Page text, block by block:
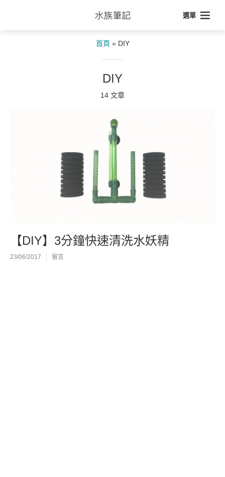
選單
首頁 » DIY
DIY
14 文章
【DIY】3分鐘快速清洗水妖精
23/06/2017 留言